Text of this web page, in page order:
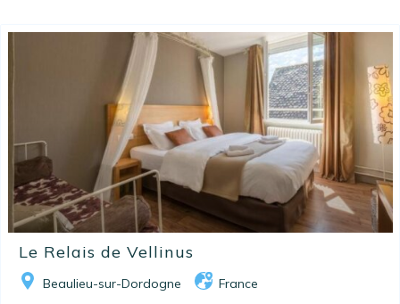
Le Relais de Vellinus
Beaulieu-sur-Dordogne France